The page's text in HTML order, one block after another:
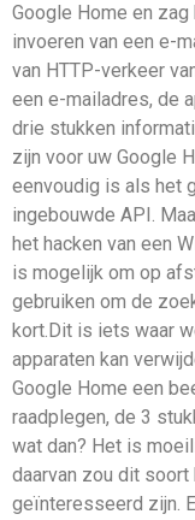
Google Home en
invoeren van een e-
van HTTP-verkeer
een e-mailadres, de
drie stukken
zijn voor uw Google
eenvoudig is als het
ingebouwde API.
het hacken van een
is mogelijk om op
gebruiken om de
kort.Dit is iets waar
apparaten kan
Google Home een
raadplegen, de 3
wat dan? Het is
daarvan zou dit
geïnteresseerd zijn.